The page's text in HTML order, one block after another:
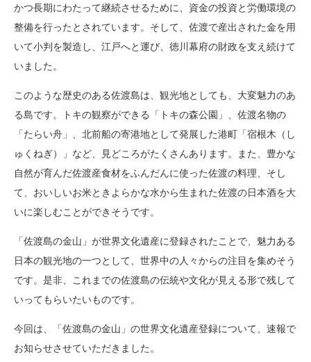
かつ長期にわたって継続させるために、資金の投資と労働環境の
整備を行ったとされています。そして、佐渡で産出された金を用
いて小判を製造し、江戸へと運び、徳川幕府の財政を支え続けて
いました。
このような歴史のある佐渡島は、観光地としても、大変魅力のあ
る島です。トキの観察ができる「トキの森公園」、佐渡名物の
「たらい舟」、北前船の寄港地として発展した港町「宿根木（し
ゅくねぎ）」など、見どころがたくさんあります。また、豊かな
自然が育んだ佐渡産食材をふんだんに使った佐渡の料理、そし
て、おいしいお米ときよらかな水から生まれた佐渡の日本酒を大
いに楽しむことができそうです。
「佐渡島の金山」が世界文化遺産に登録されたことで、魅力ある
日本の観光地の一つとして、世界中の人々からの注目を集めそう
です。是非、これまでの佐渡島の伝統や文化が見える形で残して
いってもらいたいものです。
今回は、「佐渡島の金山」の世界文化遺産登録について、速報で
お知らせさせていただきました。